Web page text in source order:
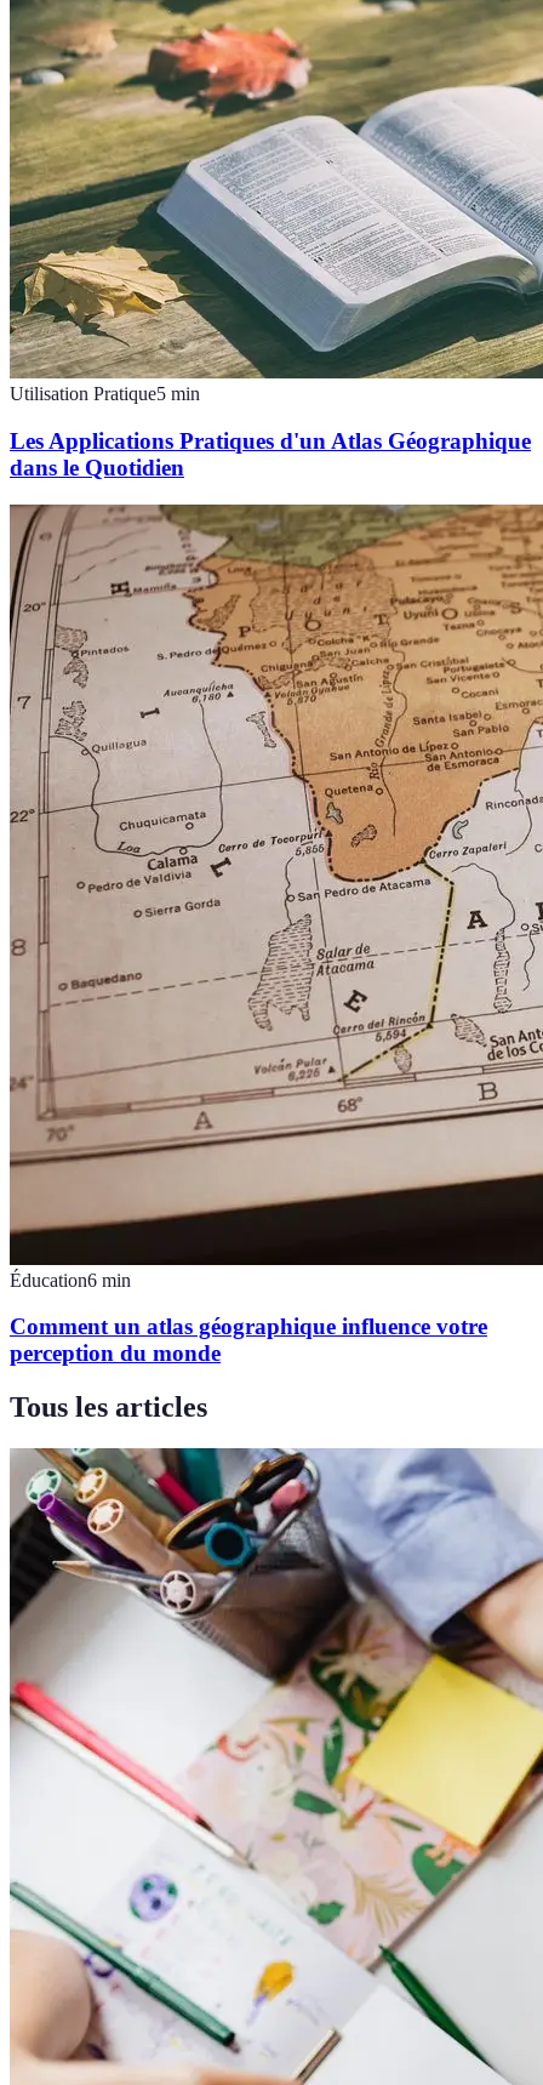
Utilisation Pratique5 min
Les Applications Pratiques d'un Atlas Géographique
dans le Quotidien
Éducation6 min
Comment un atlas géographique influence votre
perception du monde
Tous les articles